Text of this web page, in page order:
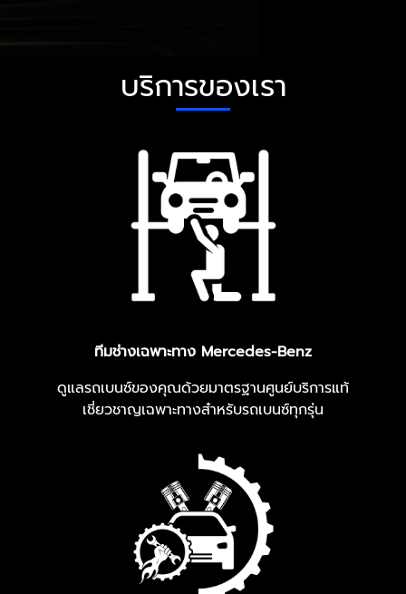
บริการของเรา
ทีมช่างเฉพาะทาง Mercedes-Benz
ดูแลรถเบนซ์ของคุณด้วยมาตรฐานศูนย์บริการแท้
เชี่ยวชาญเฉพาะทางสำหรับรถเบนซ์ทุกรุ่น